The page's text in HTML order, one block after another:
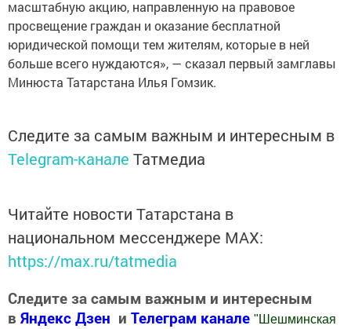
масштабную акцию, направленную на правовое
просвещение граждан и оказание бесплатной
юридической помощи тем жителям, которые в ней
больше всего нуждаются», — сказал первый замглавы
Минюста Татарстана Илья Гомзик.
Следите за самым важным и интересным в
Telegram-канале Татмедиа
Читайте новости Татарстана в
национальном мессенджере MАХ:
https://max.ru/tatmedia
Следите за самым важным и интересным
в Яндекс Дзен и Телеграм канале " Шешминская